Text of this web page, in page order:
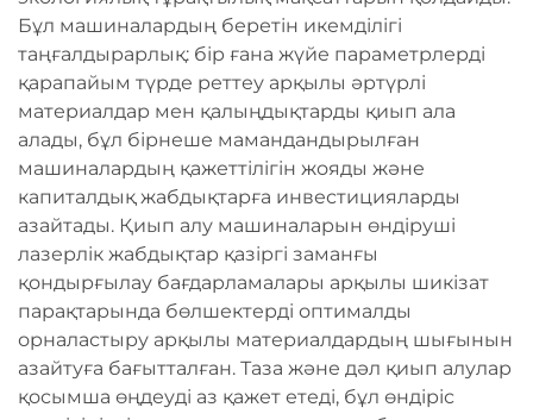
Бұл машиналардың беретін икемділігі
таңғалдырарлық: бір ғана жүйе параметрлерді
қарапайым түрде реттеу арқылы әртүрлі
материалдар мен қалыңдықтарды қиып ала
алады, бұл бірнеше мамандандырылған
машиналардың қажеттілігін жояды және
капиталдық жабдықтарға инвестицияларды
азайтады. Қиып алу машиналарын өндіруші
лазерлік жабдықтар қазіргі заманғы
қондырғылау бағдарламалары арқылы шикізат
парақтарында бөлшектерді оптималды
орналастыру арқылы материалдардың шығынын
азайтуға бағытталған. Таза және дәл қиып алулар
қосымша өңдеуді аз қажет етеді, бұл өндіріс